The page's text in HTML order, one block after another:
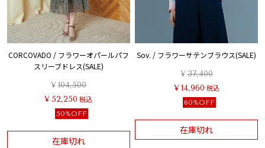
CORCOVADO / フラワーオパールパフ
スリーブドレス(SALE)
¥104,500
¥ 52,250 税込
50%OFF
在庫切れ
Sov. / フラワーサテンブラウス(SALE)
¥37,400
¥ 14,960 税込
60%OFF
在庫切れ